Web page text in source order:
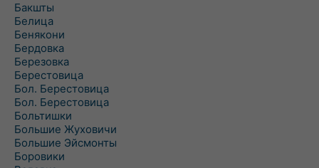
Бакшты
Белица
Бенякони
Бердовка
Березовка
Берестовица
Бол. Берестовица
Бол. Берестовица
Больтишки
Большие Жуховичи
Большие Эйсмонты
Боровики